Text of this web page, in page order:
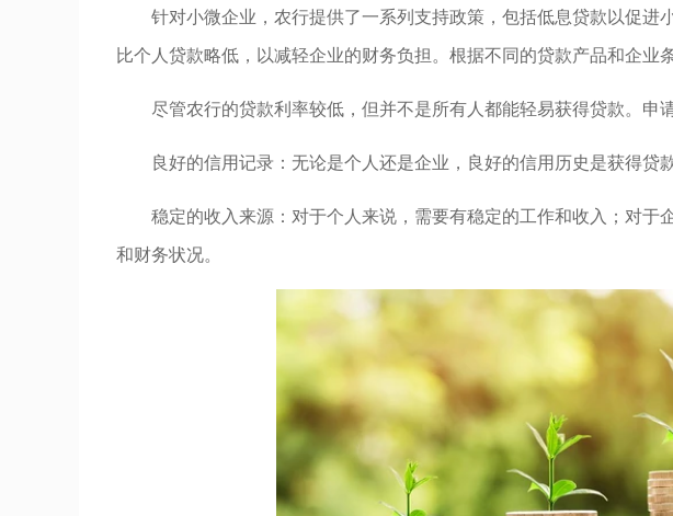
针对小微企业，农行提供了一系列支持政策，包括低息贷款以促进
比个人贷款略低，以减轻企业的财务负担。根据不同的贷款产品和企业
尽管农行的贷款利率较低，但并不是所有人都能轻易获得贷款。申
良好的信用记录：无论是个人还是企业，良好的信用历史是获得贷款
稳定的收入来源：对于个人来说，需要有稳定的工作和收入；对于
和财务状况。